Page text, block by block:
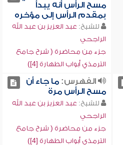
مسح الرأس أنه يبدأ
بمقدم الرأس إلى مؤخره
للشيخ: عبد العزيز بن عبد الله
الراجحي
جزء من محاضرة ( شرح جامع
الترمذي أبواب الطهارة [4])
الفهرس:ما جاء أن
مسح الرأس مرة
للشيخ: عبد العزيز بن عبد الله
الراجحي
جزء من محاضرة ( شرح جامع
الترمذي أبواب الطهارة [4])